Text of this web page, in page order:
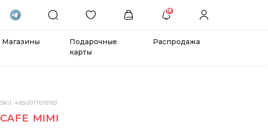
18
Магазины
Подарочные
карты
Распродажа
SKU: 4650017010163
CAFE MIMI